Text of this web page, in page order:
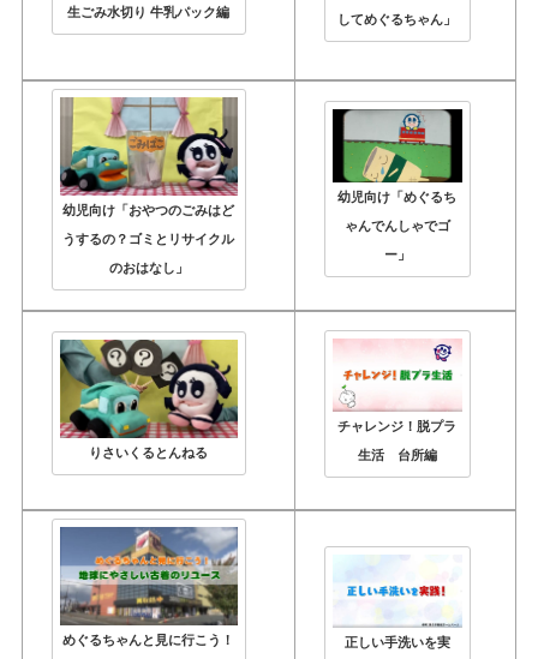
生ごみ水切り 牛乳パック編
してめぐるちゃん」
幼児向け「おやつのごみはど
うするの？ゴミとリサイクル
のおはなし」
幼児向け「めぐるち
ゃんでんしゃでゴ
ー」
りさいくるとんねる
チャレンジ！脱プラ
生活 台所編
めぐるちゃんと見に行こう！
正しい手洗いを実